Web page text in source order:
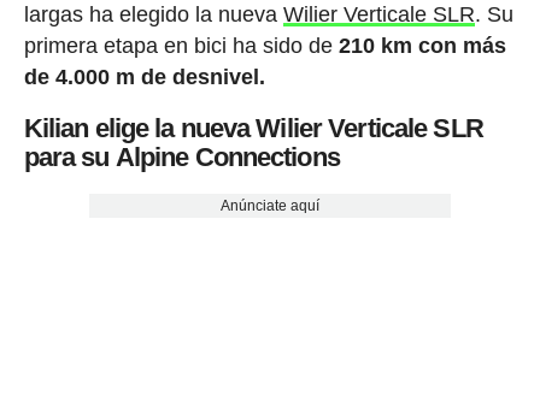
largas ha elegido la nueva Wilier Verticale SLR. Su
primera etapa en bici ha sido de210 km con más
de 4.000 m de desnivel.
Kilian elige la nueva Wilier Verticale SLR
para su Alpine Connections
Anúnciate aquí